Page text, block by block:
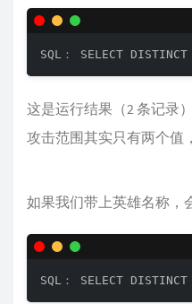
SQL： SELECT
这是运行结果（2 条记录
攻击范围其实只有两个值
如果我们带上英雄名称，
SQL： SELECT